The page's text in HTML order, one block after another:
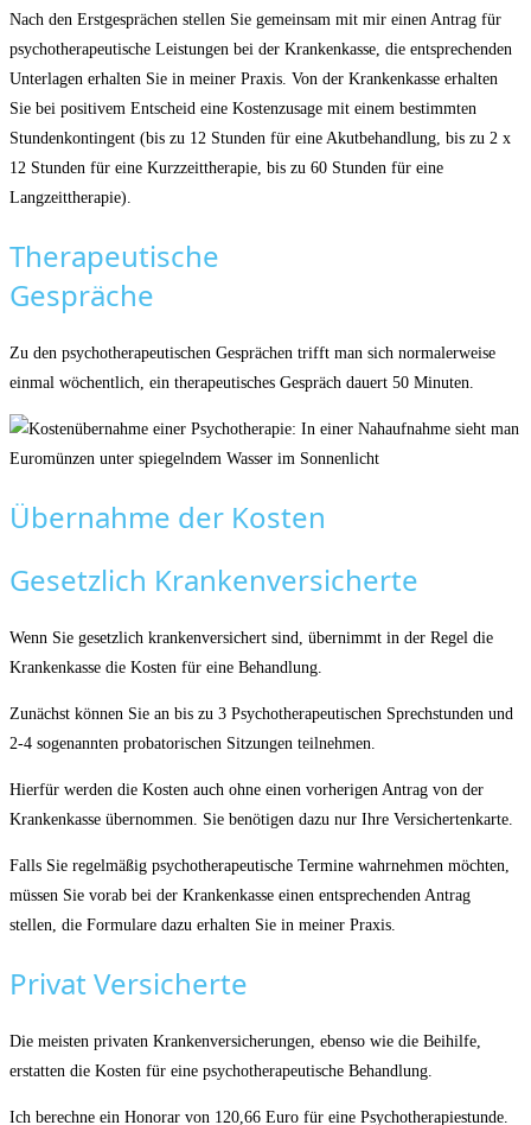
Nach den Erstgesprächen stellen Sie gemeinsam mit mir einen Antrag für
psychotherapeutische Leistungen bei der Krankenkasse, die entsprechenden
Unterlagen erhalten Sie in meiner Praxis. Von der Krankenkasse erhalten
Sie bei positivem Entscheid eine Kostenzusage mit einem bestimmten
Stundenkontingent (bis zu 12 Stunden für eine Akutbehandlung, bis zu 2 x
12 Stunden für eine Kurzzeittherapie, bis zu 60 Stunden für eine
Langzeittherapie).
Therapeutische
Gespräche
Zu den psychotherapeutischen Gesprächen trifft man sich normalerweise
einmal wöchentlich, ein therapeutisches Gespräch dauert 50 Minuten.
Übernahme der Kosten
Gesetzlich Krankenversicherte
Wenn Sie gesetzlich krankenversichert sind, übernimmt in der Regel die
Krankenkasse die Kosten für eine Behandlung.
Zunächst können Sie an bis zu 3 Psychotherapeutischen Sprechstunden und
2-4 sogenannten probatorischen Sitzungen teilnehmen.
Hierfür werden die Kosten auch ohne einen vorherigen Antrag von der
Krankenkasse übernommen. Sie benötigen dazu nur Ihre Versichertenkarte.
Falls Sie regelmäßig psychotherapeutische Termine wahrnehmen möchten,
müssen Sie vorab bei der Krankenkasse einen entsprechenden Antrag
stellen, die Formulare dazu erhalten Sie in meiner Praxis.
Privat Versicherte
Die meisten privaten Krankenversicherungen, ebenso wie die Beihilfe,
erstatten die Kosten für eine psychotherapeutische Behandlung.
Ich berechne ein Honorar von 120,66 Euro für eine Psychotherapiestunde.